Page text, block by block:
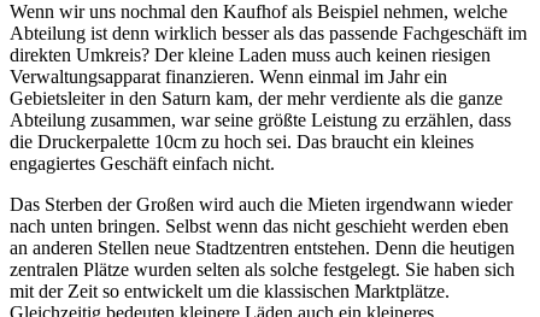
Wenn wir uns nochmal den Kaufhof als Beispiel nehmen, welche
Abteilung ist denn wirklich besser als das passende Fachgeschäft im
direkten Umkreis? Der kleine Laden muss auch keinen riesigen
Verwaltungsapparat finanzieren. Wenn einmal im Jahr ein
Gebietsleiter in den Saturn kam, der mehr verdiente als die ganze
Abteilung zusammen, war seine größte Leistung zu erzählen, dass
die Druckerpalette 10cm zu hoch sei. Das braucht ein kleines
engagiertes Geschäft einfach nicht.
Das Sterben der Großen wird auch die Mieten irgendwann wieder
nach unten bringen. Selbst wenn das nicht geschieht werden eben
an anderen Stellen neue Stadtzentren entstehen. Denn die heutigen
zentralen Plätze wurden selten als solche festgelegt. Sie haben sich
mit der Zeit so entwickelt um die klassischen Marktplätze.